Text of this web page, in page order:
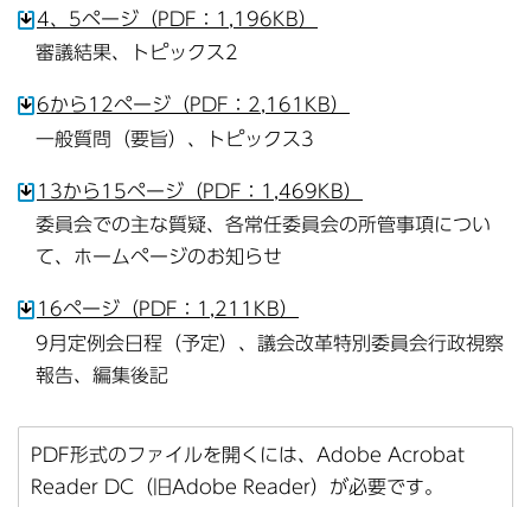
4、5ページ（PDF：1,196KB）
審議結果、トピックス2
6から12ページ（PDF：2,161KB）
一般質問（要旨）、トピックス3
13から15ページ（PDF：1,469KB）
委員会での主な質疑、各常任委員会の所管事項につい
て、ホームページのお知らせ
16ページ（PDF：1,211KB）
9月定例会日程（予定）、議会改革特別委員会行政視察
報告、編集後記
PDF形式のファイルを開くには、Adobe Acrobat
Reader DC（旧Adobe Reader）が必要です。